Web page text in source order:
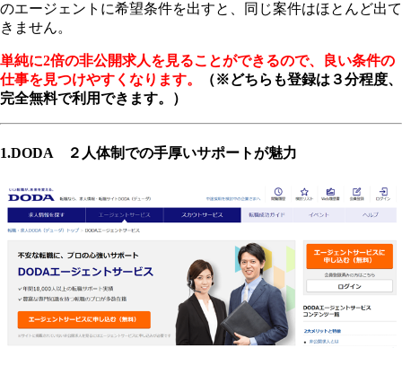
のエージェントに希望条件を出すと、同じ案件はほとんど出て
きません。
単純に2倍の非公開求人を見ることができるので、良い条件の
仕事を見つけやすくなります。
（※どちらも登録は３分程度、
完全無料で利用できます。）
1.DODA ２人体制での手厚いサポートが魅力